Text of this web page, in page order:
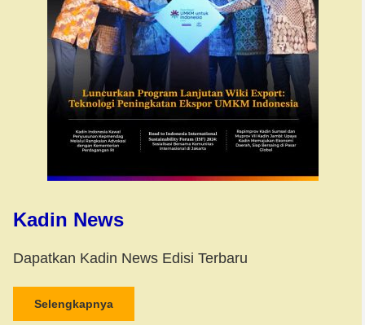
Kadin News
Dapatkan Kadin News Edisi Terbaru
Selengkapnya